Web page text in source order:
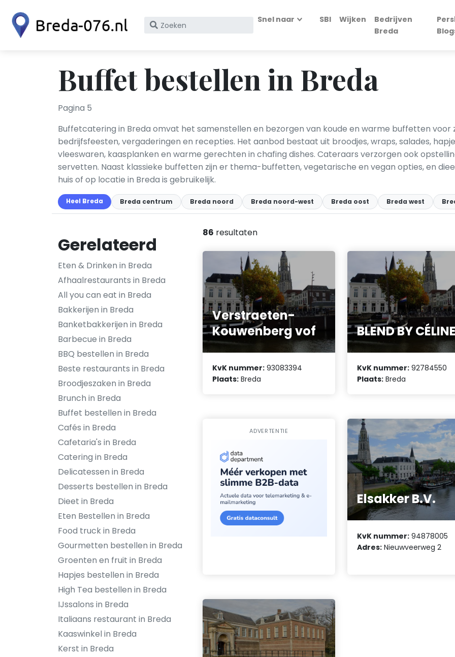
Zoek
KvK
nummer
Snel naar SBI Wijken
Bedrijven
Breda
Buffet bestellen in Breda
Pagina 5
Buffetcatering in Breda omvat het samenstellen en bezorgen van koude en warme buffetten voor
bedrijfsfeesten, vergaderingen en recepties. Het aanbod bestaat uit broodjes, wraps, salades,
vleeswaren, kaasplanken en warme gerechten in chafing dishes. Cateraars verzorgen ook
servetten. Naast klassieke buffetten zijn er thema-buffetten, vegetarische en vegan opties, en
huis of op locatie in Breda is gebruikelijk.
Heel Breda Breda centrum Breda noord Breda noord-west Breda oost Breda west
Gerelateerd
Eten & Drinken in Breda
Afhaalrestaurants in Breda
All you can eat in Breda
Bakkerijen in Breda
Banketbakkerijen in Breda
Barbecue in Breda
BBQ bestellen in Breda
Beste restaurants in Breda
Broodjeszaken in Breda
Brunch in Breda
Buffet bestellen in Breda
Cafés in Breda
Cafetaria's in Breda
Catering in Breda
Delicatessen in Breda
Desserts bestellen in Breda
Dieet in Breda
Eten Bestellen in Breda
Food truck in Breda
Gourmetten bestellen in Breda
Groenten en fruit in Breda
Hapjes bestellen in Breda
High Tea bestellen in Breda
IJssalons in Breda
Italiaans restaurant in Breda
Kaaswinkel in Breda
Kerst in Breda
86 resultaten
Verstraeten-
Kouwenberg vof
KvK nummer: 93083394
Plaats: Breda
BLEND BY
KvK nummer: 92784550
Plaats: Breda
ADVERTENTIE
Elsakker B.V.
KvK nummer: 94878005
Adres: Nieuwveerweg 2